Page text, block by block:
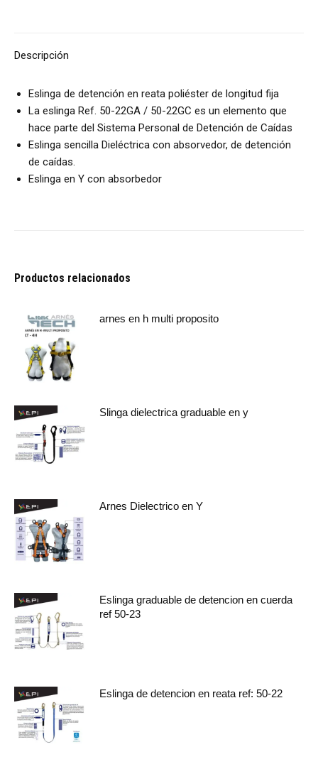
Descripción
Eslinga de detención en reata poliéster de longitud fija
La eslinga Ref. 50-22GA / 50-22GC es un elemento que
hace parte del Sistema Personal de Detención de Caídas
Eslinga sencilla Dieléctrica con absorvedor, de detención
de caídas.
Eslinga en Y con absorbedor
Productos relacionados
arnes en h multi proposito
Slinga dielectrica graduable en y
Arnes Dielectrico en Y
Eslinga graduable de detencion en cuerda
ref 50-23
Eslinga de detencion en reata ref: 50-22